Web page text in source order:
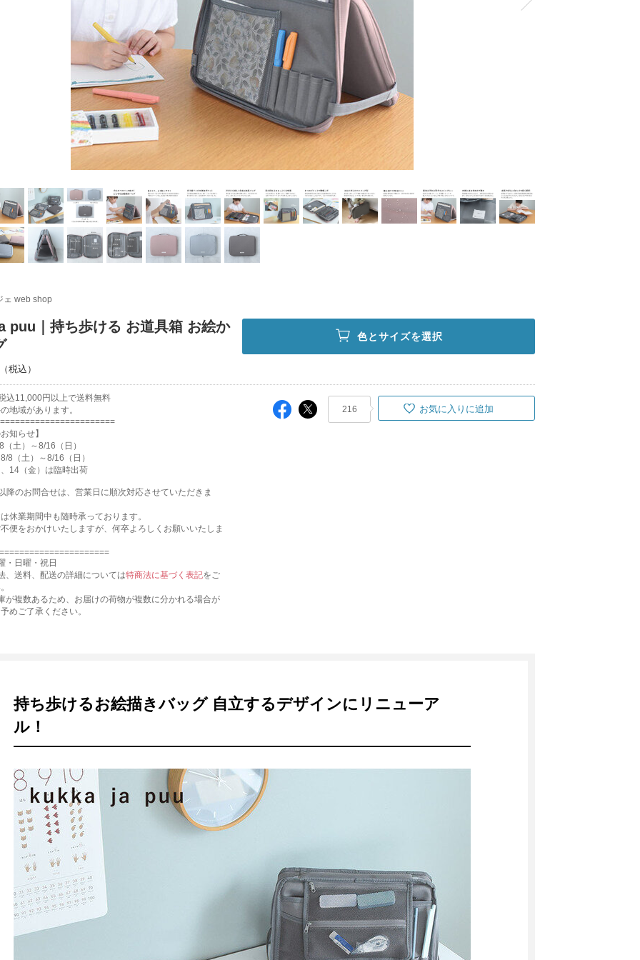
ェ web shop
puu｜持ち歩ける お道具箱 お絵か
色とサイズを選択
込11,000円以上で送料無料
地域があります。
知らせ】
土）～8/16（日）
8（土）～8/16（日）
14（金）は臨時出荷
降のお問合せは、営業日に順次対応させていただきま
休業期間中も随時承っております。
便をおかけいたしますが、何卒よろしくお願いいたしま
・日曜・祝日
、送料、配送の詳細については特商法に基づく表記をご
が複数あるため、お届けの荷物が複数に分かれる場合が
めご了承ください。
216 お気に入りに追加
持ち歩けるお絵描きバッグ 自立するデザインにリニューア
ル！